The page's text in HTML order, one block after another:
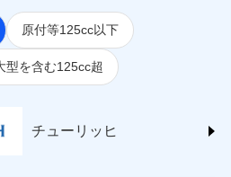
社
)
会社 (https://www.sompo-
損害保険株式会社
(https://www.zurich.co.jp/)
原付等125cc以下
型を含む125cc超
チューリッヒ